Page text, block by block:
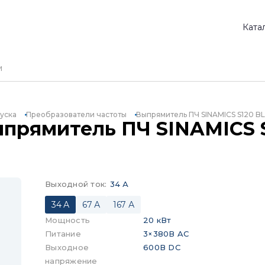
Преобразователи частоты Выпрямитель ПЧ SINAMICS S120
ПЧ SINAMICS
Выходной ток: 34 А
34 А 67 А 167 А
Мощность
20 кВт
Питание
3×380В AC
Выходное
напряжение
600В DC